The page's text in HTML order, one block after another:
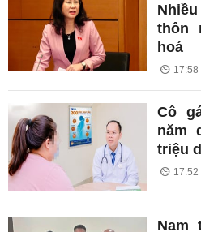
thôn
hoá
17:58
Cô
năm
triệu
17:52
Nam